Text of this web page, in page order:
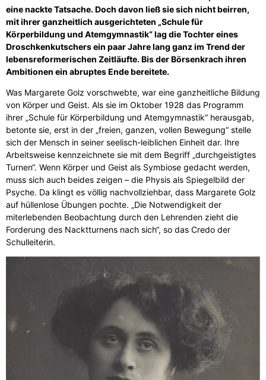
eine nackte Tatsache. Doch davon ließ sie sich nicht beirren,
mit ihrer ganzheitlich ausgerichteten „Schule für
Körperbildung und Atemgymnastik“ lag die Tochter eines
Droschkenkutschers ein paar Jahre lang ganz im Trend der
lebensreformerischen Zeitläufte. Bis der Börsenkrach ihren
Ambitionen ein abruptes Ende bereitete.
Was Margarete Golz vorschwebte, war eine ganzheitliche Bildung
von Körper und Geist. Als sie im Oktober 1928 das Programm
ihrer „Schule für Körperbildung und Atemgymnastik“ herausgab,
betonte sie, erst in der „freien, ganzen, vollen Bewegung“ stelle
sich der Mensch in seiner seelisch-leiblichen Einheit dar. Ihre
Arbeitsweise kennzeichnete sie mit dem Begriff „durchgeistigtes
Turnen“. Wenn Körper und Geist als Symbiose gedacht werden,
muss sich auch beides zeigen – die Physis als Spiegelbild der
Psyche. Da klingt es völlig nachvollziehbar, dass Margarete Golz
auf hüllenlose Übungen pochte. „Die Notwendigkeit der
miterlebenden Beobachtung durch den Lehrenden zieht die
Forderung des Nacktturnens nach sich“, so das Credo der
Schulleiterin.